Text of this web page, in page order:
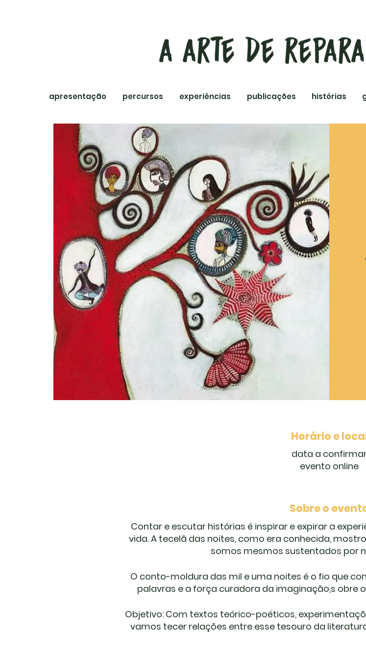
apresentação percursos experiências publicações histórias
Horário e
data a
evento online
Sobre o
Contar e escutar histórias é inspirar e expirar a
vida. A tecelã das noites, como era conhecida,
somos mesmos sustentados por
O conto-moldura das mil e uma noites é o fio que
palavras e a força curadora da imaginação,s obre
Objetivo: Com textos teórico-poéticos,
vamos tecer relações entre esse tesouro da